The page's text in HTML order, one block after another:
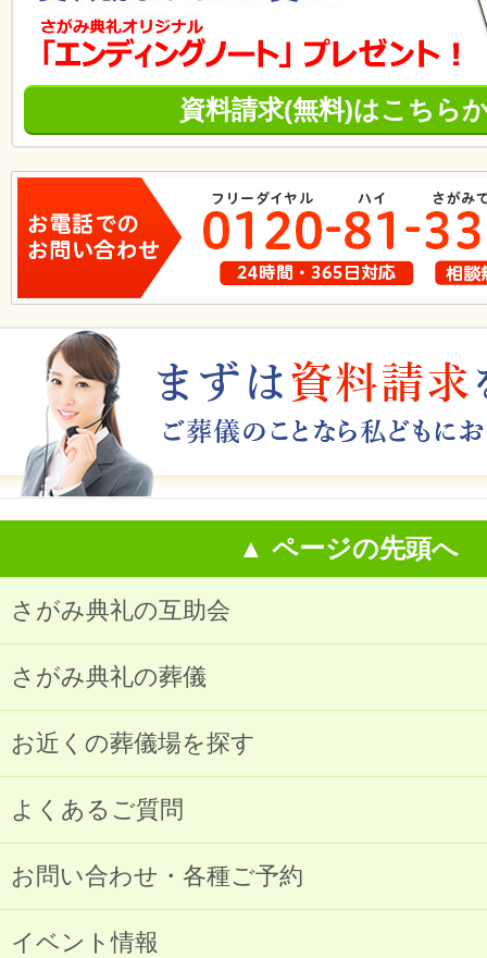
資料請求(無料)はこちら
▲ ページの先頭へ
さがみ典礼の互助会
さがみ典礼の葬儀
お近くの葬儀場を探す
よくあるご質問
お問い合わせ・各種ご予約
イベント情報